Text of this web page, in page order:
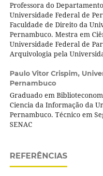
Professora do
Universidade Federal de
Faculdade de Direito da
Pernambuco. Mestra em
Universidade Federal de
Arquivologia pela
Paulo Vitor Crispim,
Pernambuco
Graduado em
Ciencia da Informação da
Pernambuco. Técnico em
SENAC
REFERÊNCIAS